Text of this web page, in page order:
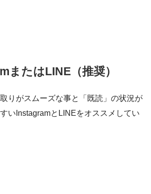
またはLINE（推奨）
りがスムーズな事と「既読」の状況が
いInstagramとLINEをオススメしてい